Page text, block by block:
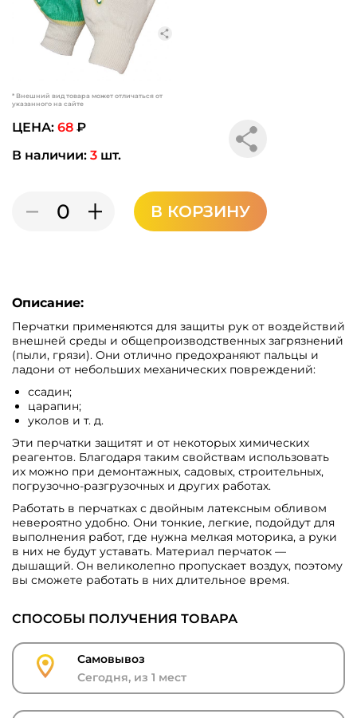
* Внешний вид товара может отличаться от
указанного на сайте
ЦЕНА: 68 ₽
В наличии: 3 шт.
В КОРЗИНУ
Описание:
Перчатки применяются для защиты рук от воздействий
внешней среды и общепроизводственных загрязнений
(пыли, грязи). Они отлично предохраняют пальцы и
ладони от небольших механических повреждений:
ссадин;
царапин;
уколов и т. д.
Эти перчатки защитят и от некоторых химических
реагентов. Благодаря таким свойствам использовать
их можно при демонтажных, садовых, строительных,
погрузочно-разгрузочных и других работах.
Работать в перчатках с двойным латексным обливом
невероятно удобно. Они тонкие, легкие, подойдут для
выполнения работ, где нужна мелкая моторика, а руки
в них не будут уставать. Материал перчаток —
дышащий. Он великолепно пропускает воздух, поэтому
вы сможете работать в них длительное время.
СПОСОБЫ ПОЛУЧЕНИЯ ТОВАРА
Самовывоз
Сегодня, из 1 мест